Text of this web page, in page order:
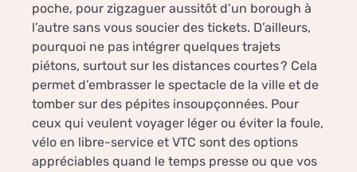
poche, pour zigzaguer aussitôt d’un borough à
l’autre sans vous soucier des tickets. D’ailleurs,
pourquoi ne pas intégrer quelques trajets
piétons, surtout sur les distances courtes ? Cela
permet d’embrasser le spectacle de la ville et de
tomber sur des pépites insoupçonnées. Pour
ceux qui veulent voyager léger ou éviter la foule,
vélo en libre-service et VTC sont des options
appréciables quand le temps presse ou que vos